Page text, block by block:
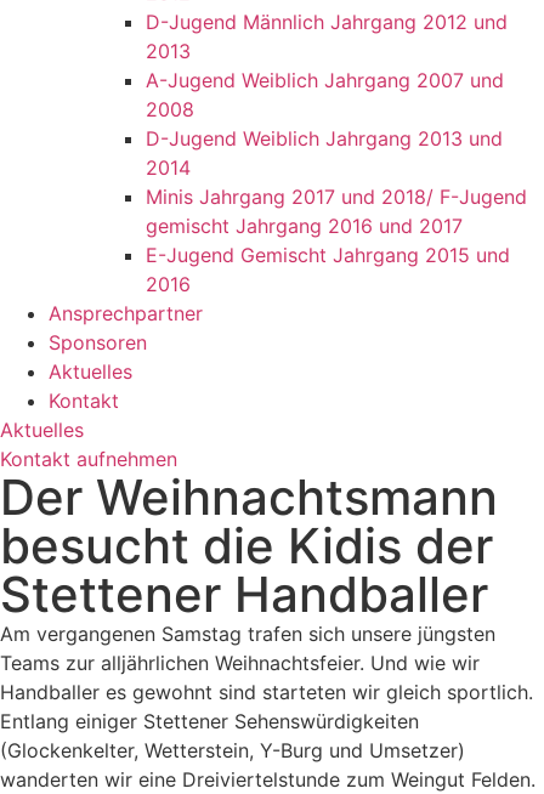
D-Jugend Männlich Jahrgang 2012 und
2013
A-Jugend Weiblich Jahrgang 2007 und
2008
D-Jugend Weiblich Jahrgang 2013 und
2014
Minis Jahrgang 2017 und 2018/ F-Jugend
gemischt Jahrgang 2016 und 2017
E-Jugend Gemischt Jahrgang 2015 und
2016
Ansprechpartner
Sponsoren
Aktuelles
Kontakt
Aktuelles
Kontakt aufnehmen
Der Weihnachtsmann
besucht die Kidis der
Stettener Handballer
Am vergangenen Samstag trafen sich unsere jüngsten
Teams zur alljährlichen Weihnachtsfeier. Und wie wir
Handballer es gewohnt sind starteten wir gleich sportlich.
Entlang einiger Stettener Sehenswürdigkeiten
(Glockenkelter, Wetterstein, Y-Burg und Umsetzer)
wanderten wir eine Dreiviertelstunde zum Weingut Felden.